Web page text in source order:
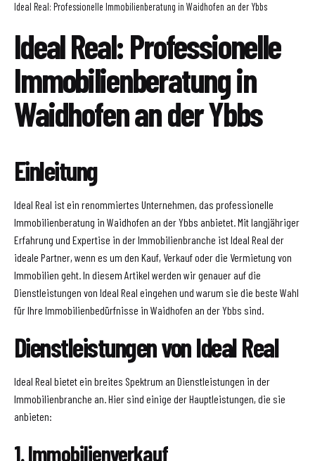
Ideal Real: Professionelle Immobilienberatung in Waidhofen an der Ybbs
Ideal Real: Professionelle
Immobilienberatung in
Waidhofen an der Ybbs
Einleitung
Ideal Real ist ein renommiertes Unternehmen, das professionelle
Immobilienberatung in Waidhofen an der Ybbs anbietet. Mit langjähriger
Erfahrung und Expertise in der Immobilienbranche ist Ideal Real der
ideale Partner, wenn es um den Kauf, Verkauf oder die Vermietung von
Immobilien geht. In diesem Artikel werden wir genauer auf die
Dienstleistungen von Ideal Real eingehen und warum sie die beste Wahl
für Ihre Immobilienbedürfnisse in Waidhofen an der Ybbs sind.
Dienstleistungen von Ideal Real
Ideal Real bietet ein breites Spektrum an Dienstleistungen in der
Immobilienbranche an. Hier sind einige der Hauptleistungen, die sie
anbieten:
1. Immobilienverkauf